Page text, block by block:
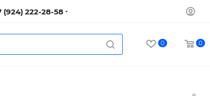
(924) 222-28-58
0 0